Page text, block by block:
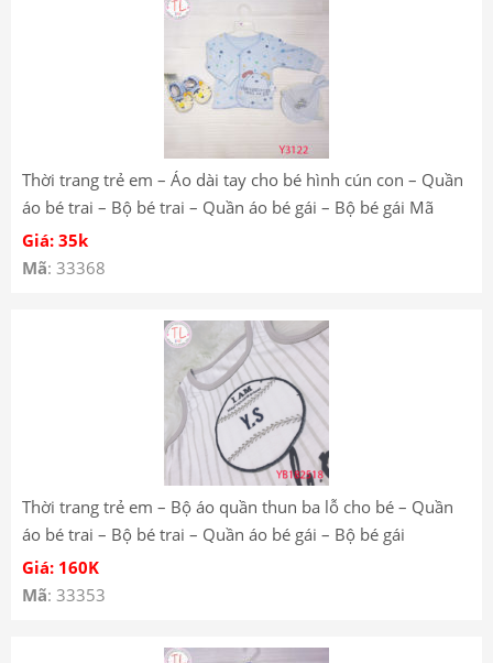
Thời trang trẻ em – Áo dài tay cho bé hình cún con – Quần
áo bé trai – Bộ bé trai – Quần áo bé gái – Bộ bé gái Mã
Y3122
Giá: 35k
Mã: 33368
Thời trang trẻ em – Bộ áo quần thun ba lỗ cho bé – Quần
áo bé trai – Bộ bé trai – Quần áo bé gái – Bộ bé gái
YB182518
Giá: 160K
Mã: 33353